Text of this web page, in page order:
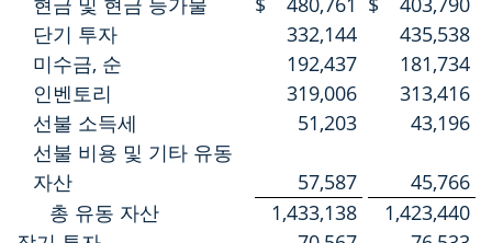
단기 투자
332,144
435,538
미수금, 순
192,437
181,734
인벤토리
319,006
313,416
선불 소득세
51,203
43,196
선불 비용 및 기타 유동
자산
57,587
45,766
총 유동 자산
1,433,138
1,423,440